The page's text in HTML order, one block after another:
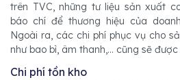
trên TVC, những tư liệu sản xuất
báo chí để thương hiệu của
Ngoài ra, các chi phí phục vụ cho
như bao bì, âm thanh,... cũng sẽ
Chi phí tồn kho